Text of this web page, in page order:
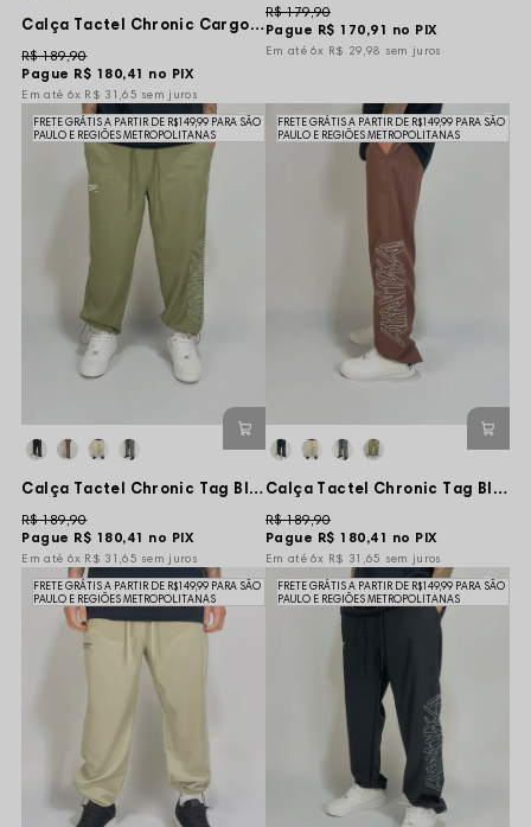
Calça Tactel Chronic Cargo Tag Nibz Vert - Preta
Pague R$ 180,41 no PIX
R$ 189,90
6x R$ 31,65 sem juros
Pague R$ 170,91 no PIX
R$ 179,90
6x R$ 29,98 sem juros
FRETE GRÁTIS A PARTIR DE R$149,99 PARA SÃO
PAULO E REGIÕES METROPOLITANAS
Calça Tactel Chronic Tag Blood Vert Bordado - Bege
Pague R$ 180,41 no PIX
R$ 189,90
6x R$ 31,65 sem juros
FRETE GRÁTIS A PARTIR DE R$149,99 PARA SÃO
PAULO E REGIÕES METROPOLITANAS
Calça Tactel Chronic Tag Blood Vert Bordado - Marrom
Pague R$ 180,41 no PIX
R$ 189,90
6x R$ 31,65 sem juros
FRETE GRÁTIS A PARTIR DE R$149,99 PARA SÃO
PAULO E REGIÕES METROPOLITANAS
FRETE GRÁTIS A PARTIR DE R$149,99 PARA SÃO
PAULO E REGIÕES METROPOLITANAS